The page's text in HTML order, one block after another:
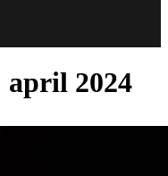
april 2024